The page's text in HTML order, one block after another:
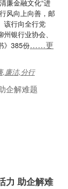
廉金融文化“进
风向上向善，邮
该行向全行党
银行业协会、
》385份……更
,廉洁,分行
力 助企解难